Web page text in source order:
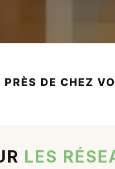
DE CHEZ
LES